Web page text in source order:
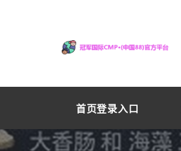
首页登录入口